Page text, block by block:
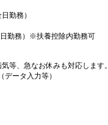
勤務）
勤務）※扶養控除内勤務可
等、急なお休みも対応します。
データ入力等）